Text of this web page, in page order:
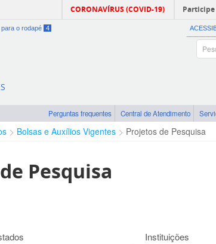
CORONAVÍRUS (COVID-19) Participe
para o rodapé 4
Perguntas frequentes Central de Atendimento
Bolsas e Auxílios Vigentes Projetos de Pesquisa
Pesquisa
Instituições